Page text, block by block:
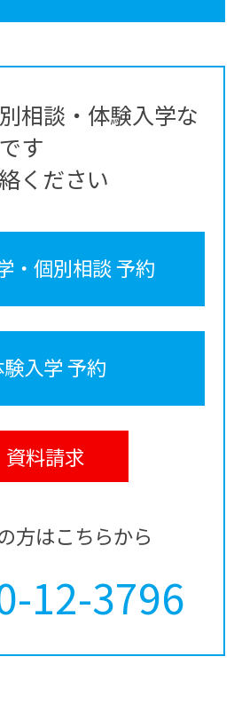
相談・体験入学な
す
ください
・個別相談 予約
入学 予約
資料請求
方はこちらから
12-3796